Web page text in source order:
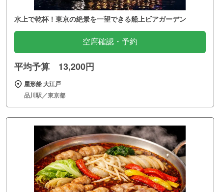
水上で乾杯！東京の絶景を一望できる船上ビアガーデン
空席確認・予約
平均予算 13,200円
屋形船 大江戸
品川駅／東京都